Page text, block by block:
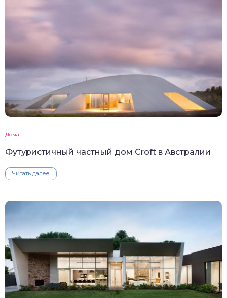
Дома
Футуристичный частный дом Croft в Австралии
Читать далее